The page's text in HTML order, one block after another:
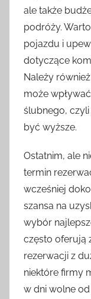
ale także
podróży.
pojazdu i
dotyczące
Należy
może
ślubnego,
być wyższe.
Ostatnim, ale
termin
wcześniej
szansa na
wybór
często oferują
rezerwacji z
niektóre firmy
w dni wolne